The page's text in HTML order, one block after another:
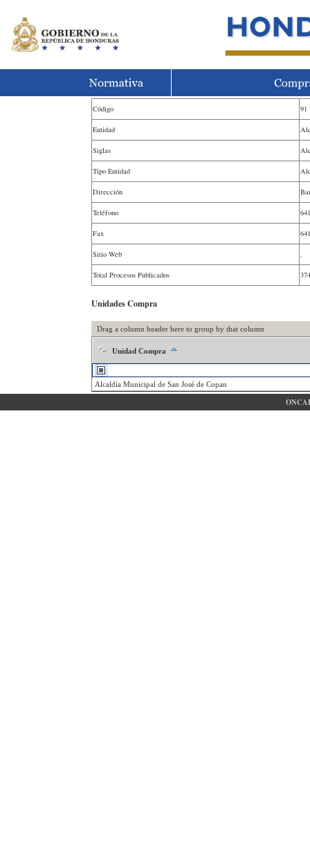
Código 91
Entidad
Siglas
Tipo Entidad
Dirección
Teléfono
Fax
Sitio Web .
Total Procesos Publicados 374
Unidades Compra
Drag a column header here to group by that column
Unidad Compra
Alcaldía Municipal de San José de Copan